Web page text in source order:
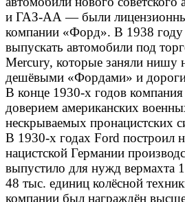
и ГАЗ-АА — были
компании «Форд». В 1938 году
выпускать автомобили под
Mercury, которые заняли нишу
дешёвыми «Фордами» и
В конце 1930-х годов компания
доверием американских
нескрываемых пронацистских
В 1930-х годах Ford построил
нацистской Германии
выпустило для нужд вермахта
48 тыс. единиц колёсной
компании был награждён